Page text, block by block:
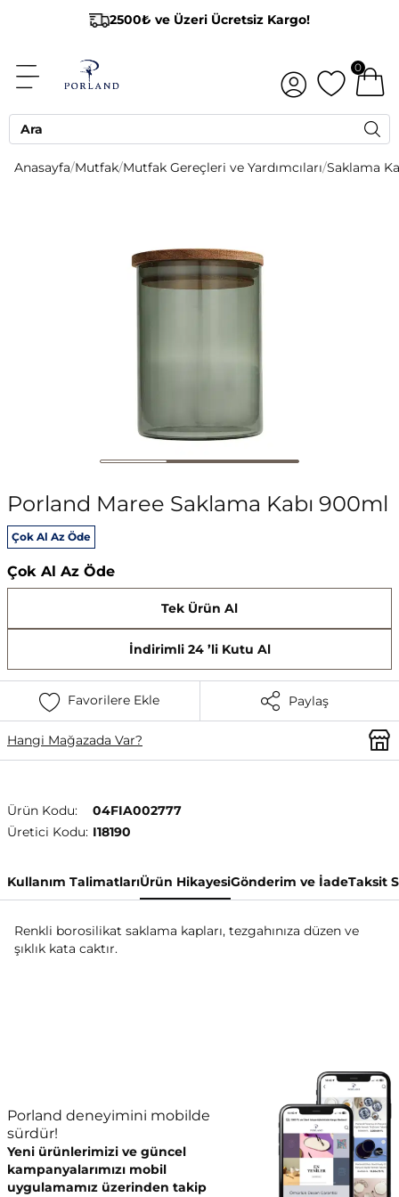
2500₺ ve Üzeri Ücretsiz Kargo!
0
Anasayfa/Mutfak/Mutfak Gereçleri ve Yardımcıları/Saklama
Porland Maree Saklama Kabı 900ml
Çok Al Az Öde
Çok Al Az Öde
Tek Ürün Al
İndirimli 24 ’li Kutu Al
Favorilere Ekle Paylaş
Hangi Mağazada Var?
Ürün Kodu:
04FIA002777
Üretici Kodu: I18190
Kullanım TalimatlarıÜrün HikayesiGönderim ve İadeTaksit
Renkli borosilikat saklama kapları, tezgahınıza düzen ve
şıklık kata caktır.
Porland deneyimini mobilde
sürdür!
Yeni ürünlerimizi ve güncel
kampanyalarımızı mobil
uygulamamız üzerinden takip